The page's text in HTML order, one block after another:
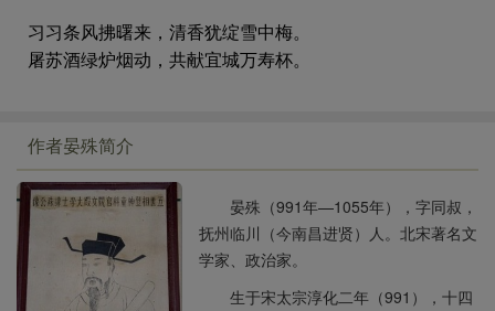
习习条风拂曙来，清香犹绽雪中梅。
屠苏酒绿炉烟动，共献宜城万寿杯。
作者晏殊简介
晏殊（991年—1055年），字同叔，
抚州临川（今南昌进贤）人。北宋著名文
学家、政治家。
生于宋太宗淳化二年（991），十四